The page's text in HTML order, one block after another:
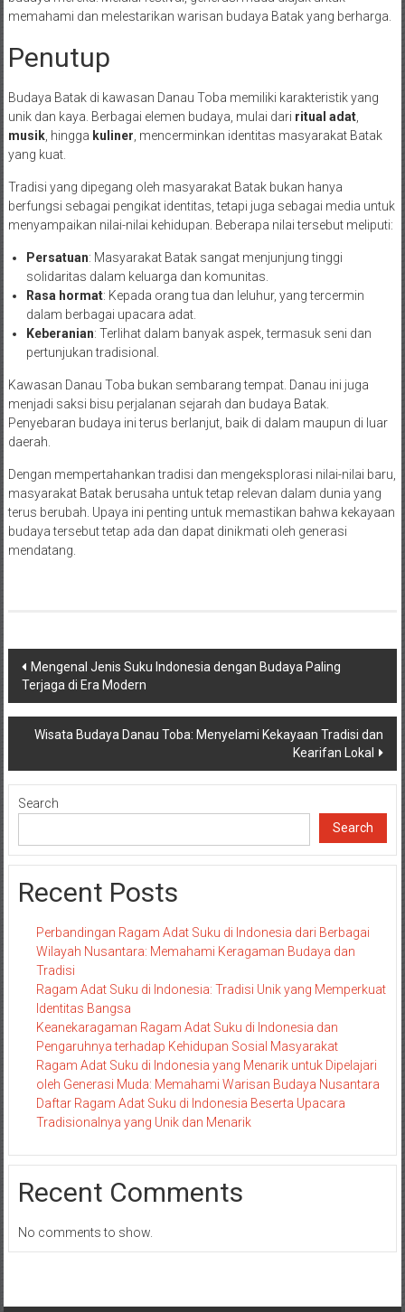
memahami dan melestarikan warisan budaya Batak yang berharga.
Penutup
Budaya Batak di kawasan Danau Toba memiliki karakteristik yang
unik dan kaya. Berbagai elemen budaya, mulai dari ritual adat,
musik, hingga kuliner, mencerminkan identitas masyarakat Batak
yang kuat.
Tradisi yang dipegang oleh masyarakat Batak bukan hanya
berfungsi sebagai pengikat identitas, tetapi juga sebagai media untuk
menyampaikan nilai-nilai kehidupan. Beberapa nilai tersebut meliputi:
Persatuan: Masyarakat Batak sangat menjunjung tinggi
solidaritas dalam keluarga dan komunitas.
Rasa hormat: Kepada orang tua dan leluhur, yang tercermin
dalam berbagai upacara adat.
Keberanian: Terlihat dalam banyak aspek, termasuk seni dan
pertunjukan tradisional.
Kawasan Danau Toba bukan sembarang tempat. Danau ini juga
menjadi saksi bisu perjalanan sejarah dan budaya Batak.
Penyebaran budaya ini terus berlanjut, baik di dalam maupun di luar
daerah.
Dengan mempertahankan tradisi dan mengeksplorasi nilai-nilai baru,
masyarakat Batak berusaha untuk tetap relevan dalam dunia yang
terus berubah. Upaya ini penting untuk memastikan bahwa kekayaan
budaya tersebut tetap ada dan dapat dinikmati oleh generasi
mendatang.
Post
navigation
Mengenal Jenis Suku Indonesia dengan Budaya Paling
Terjaga di Era Modern
Wisata Budaya Danau Toba: Menyelami Kekayaan Tradisi dan
Kearifan Lokal
Search
Search
Recent Posts
Perbandingan Ragam Adat Suku di Indonesia dari Berbagai
Wilayah Nusantara: Memahami Keragaman Budaya dan
Tradisi
Ragam Adat Suku di Indonesia: Tradisi Unik yang Memperkuat
Identitas Bangsa
Keanekaragaman Ragam Adat Suku di Indonesia dan
Pengaruhnya terhadap Kehidupan Sosial Masyarakat
Ragam Adat Suku di Indonesia yang Menarik untuk Dipelajari
oleh Generasi Muda: Memahami Warisan Budaya Nusantara
Daftar Ragam Adat Suku di Indonesia Beserta Upacara
Tradisionalnya yang Unik dan Menarik
Recent Comments
No comments to show.